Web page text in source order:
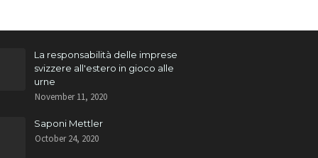
La responsabilità delle imprese
svizzere all'estero in gioco alle
urne
November 11, 2020
Saponi Mettler
October 24, 2020